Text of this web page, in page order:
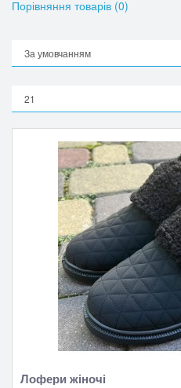
Порівняння товарів (0)
Лофери жіночі